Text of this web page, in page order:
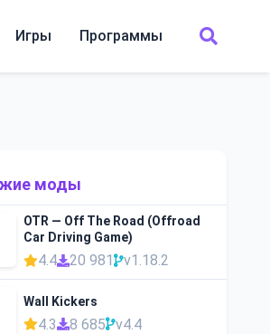
Игры Программы
моды
OTR — Off The Road (Offroad
Car Driving Game)
4.4 20 981 v1.18.2
Wall Kickers
4.3 8 685 v4.4